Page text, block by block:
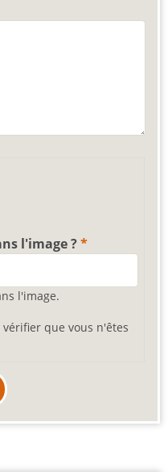
l'image ?
l'image.
que vous n'êtes